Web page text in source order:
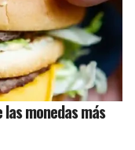
monedas más